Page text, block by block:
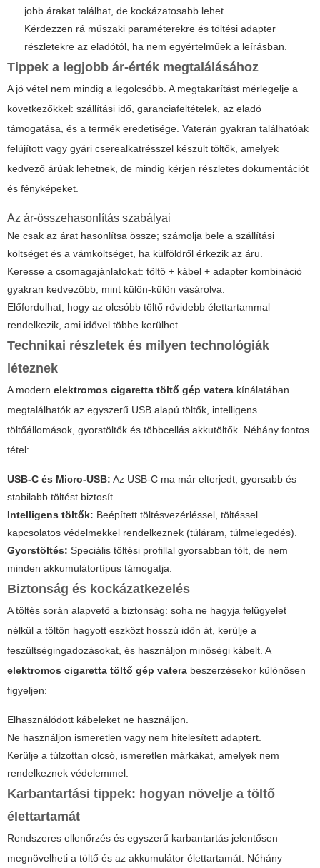
jobb árakat találhat, de kockázatosabb lehet.
Kérdezzen rá műszaki paraméterekre és töltési adapter
részletekre az eladótól, ha nem egyértelműek a leírásban.
Tippek a legjobb ár-érték megtalálásához
A jó vétel nem mindig a legolcsóbb. A megtakarítást mérlegelje a
következőkkel: szállítási idő, garanciafeltételek, az eladó
támogatása, és a termék eredetisége. Vaterán gyakran találhatóak
felújított vagy gyári cserealkatrésszel készült töltők, amelyek
kedvező árúak lehetnek, de mindig kérjen részletes dokumentációt
és fényképeket.
Az ár-összehasonlítás szabályai
Ne csak az árat hasonlítsa össze; számolja bele a szállítási
költséget és a vámköltséget, ha külföldről érkezik az áru.
Keresse a csomagajánlatokat: töltő + kábel + adapter kombináció
gyakran kedvezőbb, mint külön-külön vásárolva.
Előfordulhat, hogy az olcsóbb töltő rövidebb élettartammal
rendelkezik, ami idővel többe kerülhet.
Technikai részletek és milyen technológiák
léteznek
A modern elektromos cigaretta töltő gép vatera kínálatában
megtalálhatók az egyszerű USB alapú töltők, intelligens
töltőállomások, gyorstöltők és többcellás akkutöltők. Néhány fontos
tétel:
USB-C és Micro-USB: Az USB-C ma már elterjedt, gyorsabb és
stabilabb töltést biztosít.
Intelligens töltők: Beépített töltésvezérléssel, töltéssel
kapcsolatos védelmekkel rendelkeznek (túláram, túlmelegedés).
Gyorstöltés: Speciális töltési profillal gyorsabban tölt, de nem
minden akkumulátortípus támogatja.
Biztonság és kockázatkezelés
A töltés során alapvető a biztonság: soha ne hagyja felügyelet
nélkül a töltőn hagyott eszközt hosszú időn át, kerülje a
feszültségingadozásokat, és használjon minőségi kábelt. A
elektromos cigaretta töltő gép vatera beszerzésekor különösen
figyeljen:
Elhasználódott kábeleket ne használjon.
Ne használjon ismeretlen vagy nem hitelesített adaptert.
Kerülje a túlzottan olcsó, ismeretlen márkákat, amelyek nem
rendelkeznek védelemmel.
Karbantartási tippek: hogyan növelje a töltő
élettartamát
Rendszeres ellenőrzés és egyszerű karbantartás jelentősen
megnövelheti a töltő és az akkumulátor élettartamát. Néhány